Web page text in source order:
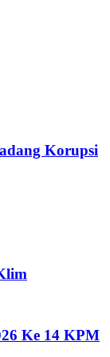
Korupsi
Ke 14 KPM